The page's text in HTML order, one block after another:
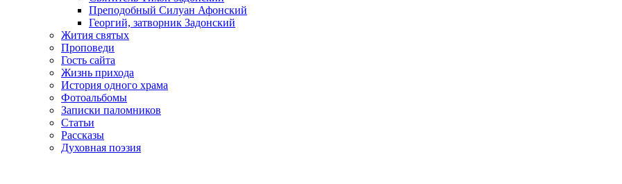
Преподобный Силуан Афонский
Георгий, затворник Задонский
Жития святых
Проповеди
Гость сайта
Жизнь прихода
История одного храма
Фотоальбомы
Записки паломников
Статьи
Рассказы
Духовная поэзия